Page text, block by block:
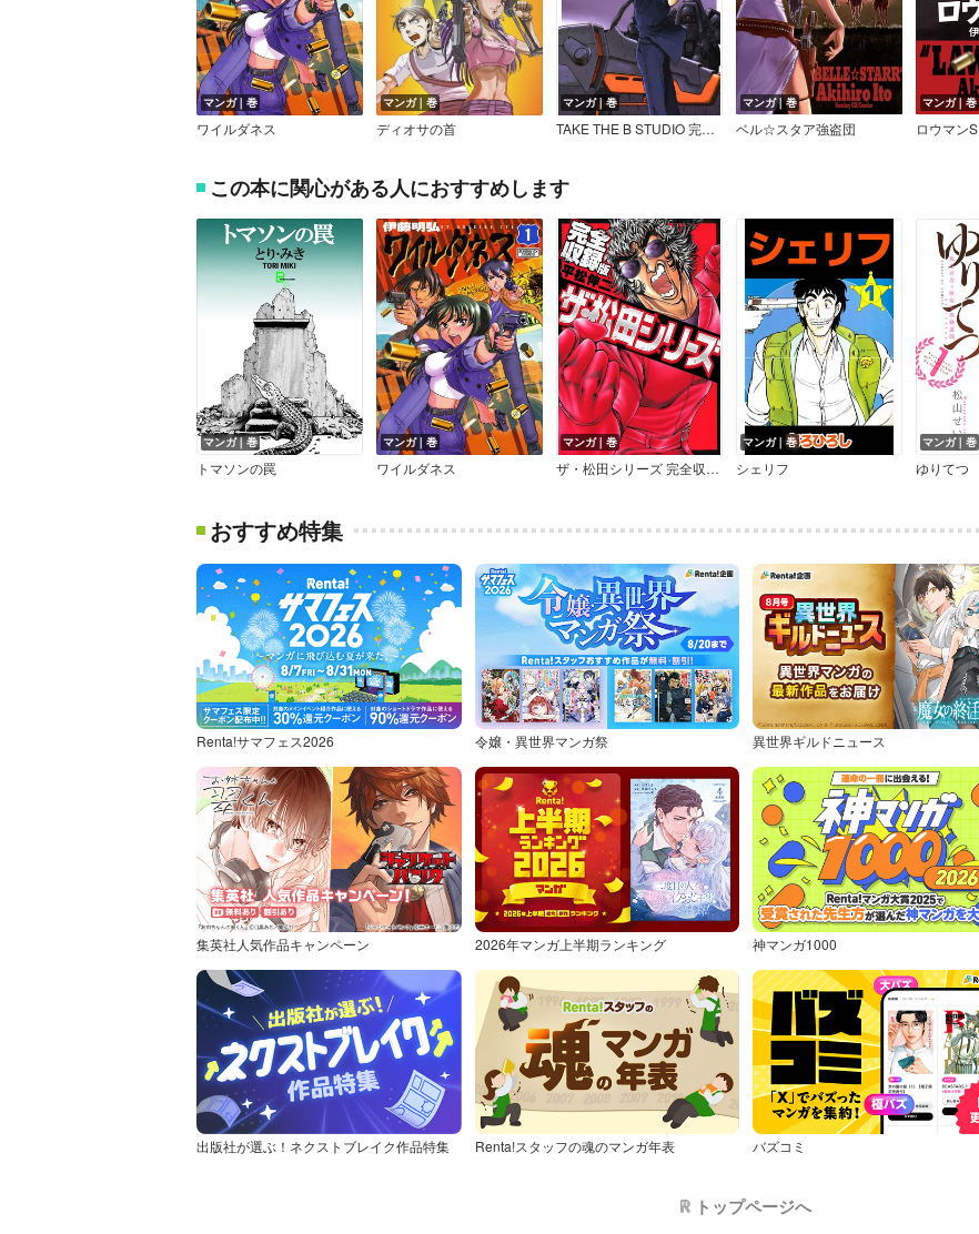
マンガ｜巻
ワイルダネス
マンガ｜巻
ディオサの首
マンガ｜巻
TAKE THE B STUDIO 完全版
マンガ｜巻
ベル☆スタア強盗団
マンガ｜巻
ロウマンS
この本に関心がある人におすすめします
マンガ｜巻
トマソンの罠
マンガ｜巻
ワイルダネス
マンガ｜巻
ザ・松田シリーズ 完全収録版
マンガ｜巻
シェリフ
マンガ｜巻
ゆりてつ
おすすめ特集
Renta!サマフェス2026 令嬢・異世界マンガ祭 異世界ギルドニュース
集英社人気作品キャンペーン 2026年マンガ上半期ランキング 神マンガ1000
出版社が選ぶ！ネクストブレイク作品特集 Renta!スタッフの魂のマンガ年表 バズコミ
トップページへ